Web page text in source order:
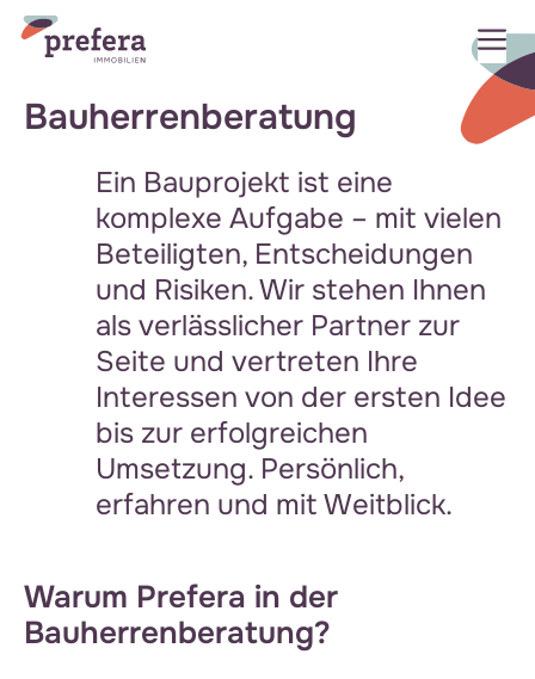
Zum
Inhalt
springen
Bauherrenberatung
Ein Bauprojekt ist eine
komplexe Aufgabe – mit vielen
Beteiligten, Entscheidungen
und Risiken. Wir stehen Ihnen
als verlässlicher Partner zur
Seite und vertreten Ihre
Interessen von der ersten Idee
bis zur erfolgreichen
Umsetzung. Persönlich,
erfahren und mit Weitblick.
Warum Prefera in der
Bauherrenberatung?